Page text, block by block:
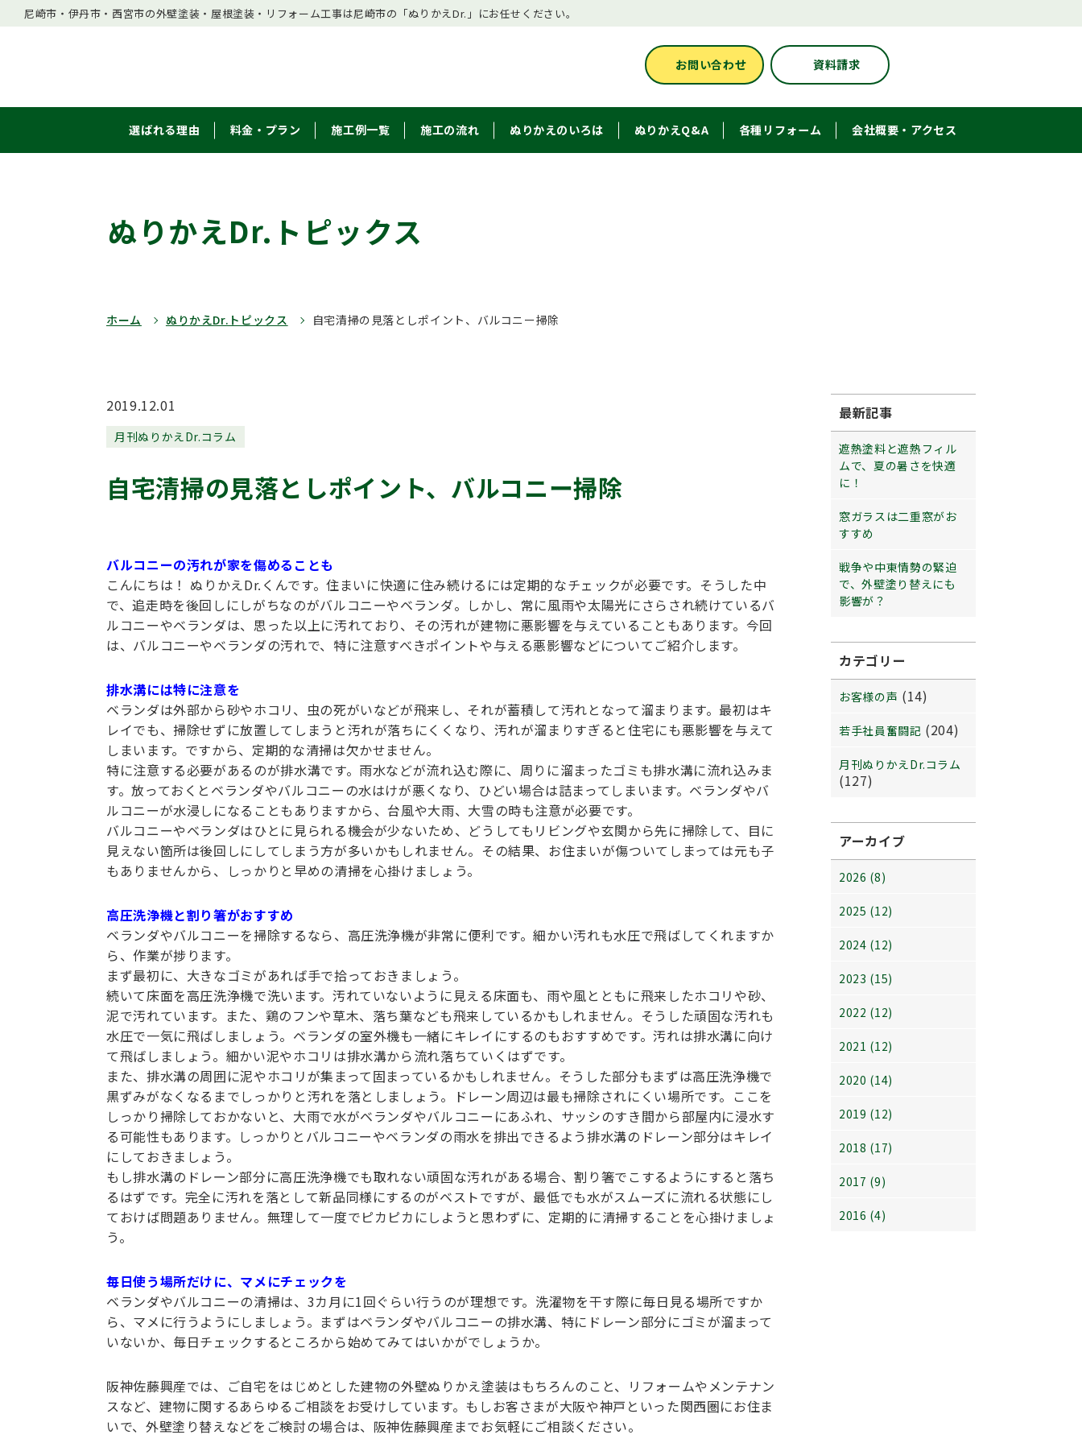
尼崎市・伊丹市・西宮市の外壁塗装・屋根塗装・リフォーム工事は尼崎市の「ぬりかえDr.」にお任せください。
お問い合わせ 資料請求
選ばれる理由 料金・プラン 施工例一覧 施工の流れ ぬりかえのいろは ぬりかえQ&A 各種リフォーム 会社概要・アクセス
ぬりかえDr.トピックス
ホーム ぬりかえDr.トピックス 自宅清掃の見落としポイント、バルコニー掃除
2019.12.01
月刊ぬりかえDr.コラム
自宅清掃の見落としポイント、バルコニー掃除
バルコニーの汚れが家を傷めることも
こんにちは！ ぬりかえDr.くんです。住まいに快適に住み続けるには定期的なチェックが必要です。そうした中
で、追走時を後回しにしがちなのがバルコニーやベランダ。しかし、常に風雨や太陽光にさらされ続けているバ
ルコニーやベランダは、思った以上に汚れており、その汚れが建物に悪影響を与えていることもあります。今回
は、バルコニーやベランダの汚れで、特に注意すべきポイントや与える悪影響などについてご紹介します。
排水溝には特に注意を
ベランダは外部から砂やホコリ、虫の死がいなどが飛来し、それが蓄積して汚れとなって溜まります。最初はキ
レイでも、掃除せずに放置してしまうと汚れが落ちにくくなり、汚れが溜まりすぎると住宅にも悪影響を与えて
しまいます。ですから、定期的な清掃は欠かせません。
特に注意する必要があるのが排水溝です。雨水などが流れ込む際に、周りに溜まったゴミも排水溝に流れ込みま
す。放っておくとベランダやバルコニーの水はけが悪くなり、ひどい場合は詰まってしまいます。ベランダやバ
ルコニーが水浸しになることもありますから、台風や大雨、大雪の時も注意が必要です。
バルコニーやベランダはひとに見られる機会が少ないため、どうしてもリビングや玄関から先に掃除して、目に
見えない箇所は後回しにしてしまう方が多いかもしれません。その結果、お住まいが傷ついてしまっては元も子
もありませんから、しっかりと早めの清掃を心掛けましょう。
高圧洗浄機と割り箸がおすすめ
ベランダやバルコニーを掃除するなら、高圧洗浄機が非常に便利です。細かい汚れも水圧で飛ばしてくれますか
ら、作業が捗ります。
まず最初に、大きなゴミがあれば手で拾っておきましょう。
続いて床面を高圧洗浄機で洗います。汚れていないように見える床面も、雨や風とともに飛来したホコリや砂、
泥で汚れています。また、鶏のフンや草木、落ち葉なども飛来しているかもしれません。そうした頑固な汚れも
水圧で一気に飛ばしましょう。ベランダの室外機も一緒にキレイにするのもおすすめです。汚れは排水溝に向け
て飛ばしましょう。細かい泥やホコリは排水溝から流れ落ちていくはずです。
また、排水溝の周囲に泥やホコリが集まって固まっているかもしれません。そうした部分もまずは高圧洗浄機で
黒ずみがなくなるまでしっかりと汚れを落としましょう。ドレーン周辺は最も掃除されにくい場所です。ここを
しっかり掃除しておかないと、大雨で水がベランダやバルコニーにあふれ、サッシのすき間から部屋内に浸水す
る可能性もあります。しっかりとバルコニーやベランダの雨水を排出できるよう排水溝のドレーン部分はキレイ
にしておきましょう。
もし排水溝のドレーン部分に高圧洗浄機でも取れない頑固な汚れがある場合、割り箸でこするようにすると落ち
るはずです。完全に汚れを落として新品同様にするのがベストですが、最低でも水がスムーズに流れる状態にし
ておけば問題ありません。無理して一度でピカピカにしようと思わずに、定期的に清掃することを心掛けましょ
う。
毎日使う場所だけに、マメにチェックを
ベランダやバルコニーの清掃は、3カ月に1回ぐらい行うのが理想です。洗濯物を干す際に毎日見る場所ですか
ら、マメに行うようにしましょう。まずはベランダやバルコニーの排水溝、特にドレーン部分にゴミが溜まって
いないか、毎日チェックするところから始めてみてはいかがでしょうか。
阪神佐藤興産では、ご自宅をはじめとした建物の外壁ぬりかえ塗装はもちろんのこと、リフォームやメンテナン
スなど、建物に関するあらゆるご相談をお受けしています。もしお客さまが大阪や神戸といった関西圏にお住ま
いで、外壁塗り替えなどをご検討の場合は、阪神佐藤興産までお気軽にご相談ください。
最新記事
遮熱塗料と遮熱フィル
ムで、夏の暑さを快適
に！
窓ガラスは二重窓がお
すすめ
戦争や中東情勢の緊迫
で、外壁塗り替えにも
影響が？
カテゴリー
お客様の声 (14)
若手社員奮闘記 (204)
月刊ぬりかえDr.コラム
(127)
アーカイブ
2026 (8)
2025 (12)
2024 (12)
2023 (15)
2022 (12)
2021 (12)
2020 (14)
2019 (12)
2018 (17)
2017 (9)
2016 (4)